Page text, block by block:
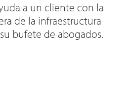
a un cliente con la
de la infraestructura
bufete de abogados.